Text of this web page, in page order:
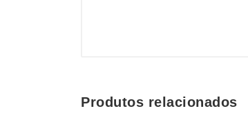
Produtos relacionados